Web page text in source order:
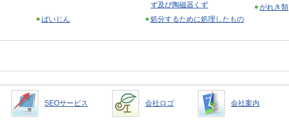
ず及び陶磁器くず
がれき類
ばいじん 処分するために処理したもの
SEOサービス 会社ロゴ 会社案内